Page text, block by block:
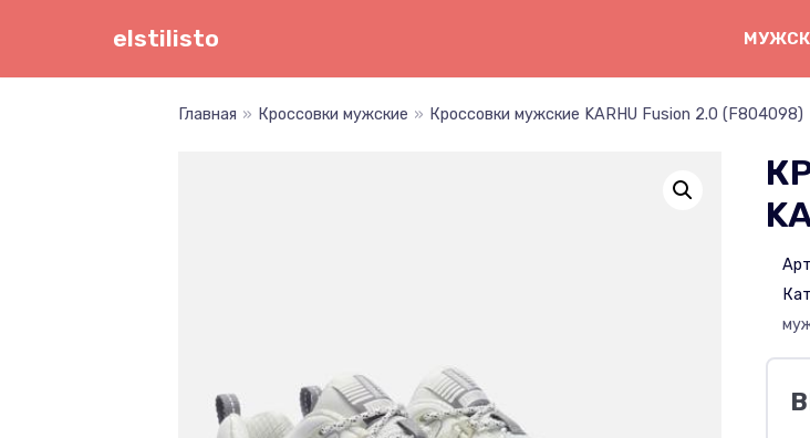
elstilisto
Главная » Кроссовки мужские » Кроссовки мужские KARHU Fusion 2.0 (F804098)